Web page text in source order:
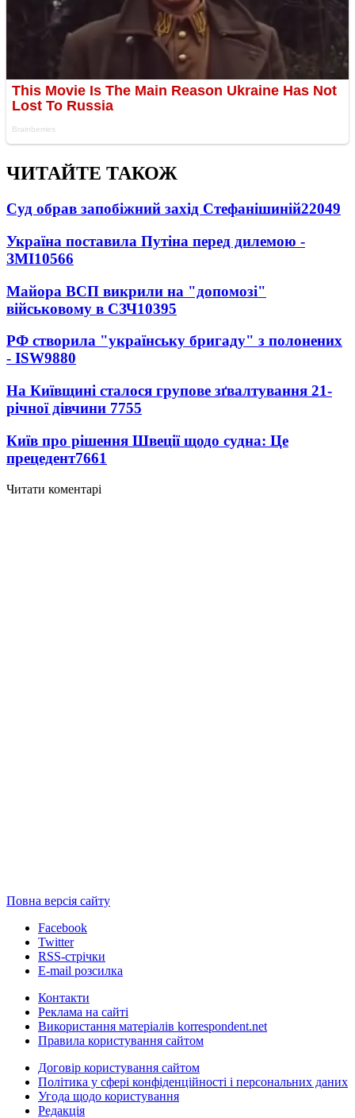
ЧИТАЙТЕ ТАКОЖ
Суд обрав запобіжний захід Стефанішиній22049
Україна поставила Путіна перед дилемою -
ЗМІ10566
Майора ВСП викрили на "допомозі"
військовому в СЗЧ10395
РФ створила "українську бригаду" з полонених
- ISW9880
На Київщині сталося групове зґвалтування 21-
річної дівчини 7755
Київ про рішення Швеції щодо судна: Це
прецедент7661
Читати коментарі
Повна версія сайту
Facebook
Twitter
RSS-стрічки
E-mail розсилка
Контакти
Реклама на сайті
Використання матеріалів korrespondent.net
Правила користування сайтом
Договір користування сайтом
Політика у сфері конфіденційності і персональних даних
Угода щодо користування
Редакція